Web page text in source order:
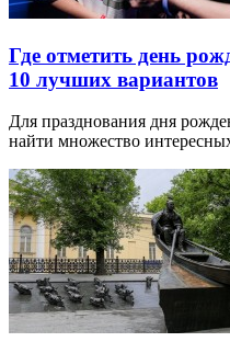
Где отметить день
10 лучших вариантов
Для празднования дня
найти множество